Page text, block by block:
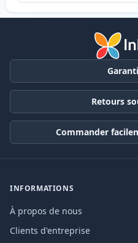
Retours
Commander
INFORMATIONS
À propos de nous
Clients d'entreprise